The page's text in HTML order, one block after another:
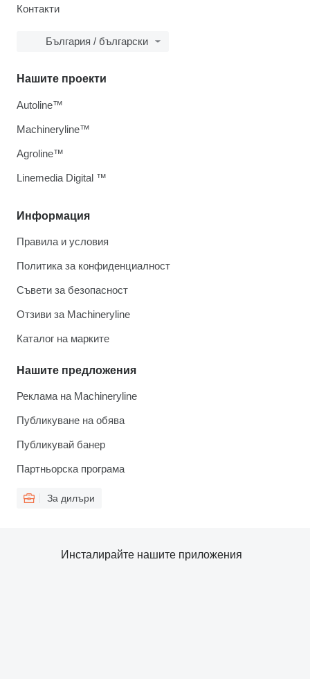
Контакти
България / български
Информация
Правила и условия
Политика за конфиденциалност
Съвети за безопасност
Отзиви за Machineryline
Каталог на марките
Нашите предложения
Реклама на Machineryline
Публикуване на обява
Публикувай банер
Партньорска програма
За дилъри
Нашите проекти
Autoline™
Machineryline™
Agroline™
Linemedia Digital ™
Инсталирайте нашите приложения